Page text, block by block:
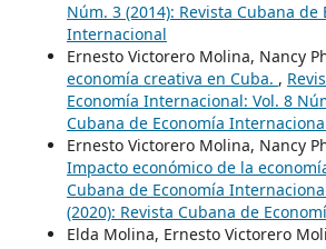
Núm. 3 (2014): Revista Cubana de
Internacional
Ernesto Victorero Molina, Nancy
economía creativa en Cuba. ,
Economía Internacional: Vol. 8
Cubana de Economía
Ernesto Victorero Molina, Nancy
Impacto económico de la
Cubana de Economía
(2020): Revista Cubana de
Elda Molina, Ernesto Victorero